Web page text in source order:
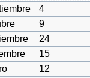
4
9
24
15
12